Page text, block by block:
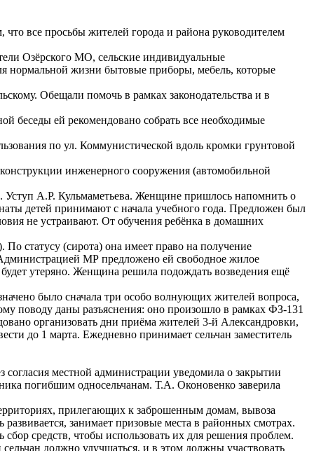
все просьбы жителей города и района руководителем
Озёрского МО, сельские индивидуальные
нормальной жизни бытовые приборы, мебель, которые
Обещали помочь в рамках законодательства и в
беседы ей рекомендовано собрать все необходимые
по ул. Коммунистической вдоль кромки грунтовой
инженерного сооружения (автомобильной
Уступ А.Р. Кульмаметьева. Женщине пришлось напомнить о
детей принимают с начала учебного года. Предложен был
не устраивают. От обучения ребёнка в домашних
статусу (сирота) она имеет право на получение
МР предложено ей свободное жилое
утеряно. Женщина решила подождать возведения ещё
было сначала три особо волнующих жителей вопроса,
поводу даны разъяснения: оно произошло в рамках ФЗ-131
организовать дни приёма жителей 3-й Александровки,
до 1 марта. Ежедневно принимает сельчан заместитель
местной администрации уведомила о закрытии
погибшим односельчанам. Т.А. Оконовенко заверила
прилегающих к заброшенным домам, вывоза
занимает призовые места в районных смотрах.
средств, чтобы использовать их для решения проблем.
должно улучшаться, и в этом должны участвовать